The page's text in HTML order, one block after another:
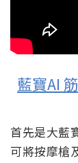
藍寶AI
首先是大藍
可將按摩槍